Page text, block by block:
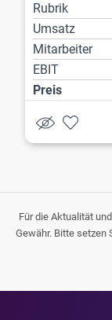
Rubrik
Umsatz
Mitarbeiter
EBIT
Preis
Für die Aktualität
Gewähr. Bitte setzen